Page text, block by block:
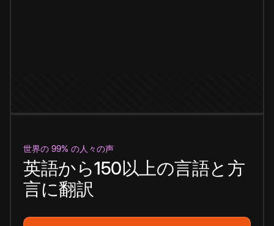
世界の 99% の人々の声
英語から150以上の言語と方
言に翻訳